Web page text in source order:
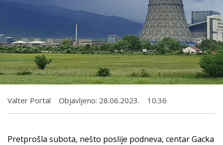
Valter Portal Objavljeno: 28.06.2023. 10:36
Pretprošla subota, nešto poslije podneva, centar Gacka